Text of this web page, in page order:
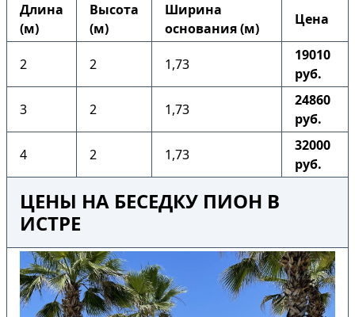
Длина
(м)
Высота
(м)
Ширина
основания (м)
Цена
2 2 1,73
19010
руб.
3 2 1,73
24860
руб.
4 2 1,73
32000
руб.
ЦЕНЫ НА БЕСЕДКУ ПИОН В
ИСТРЕ